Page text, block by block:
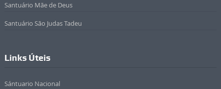
Santuário Mãe de Deus
Santuário São Judas Tadeu
Links Úteis
Sántuario Nacional